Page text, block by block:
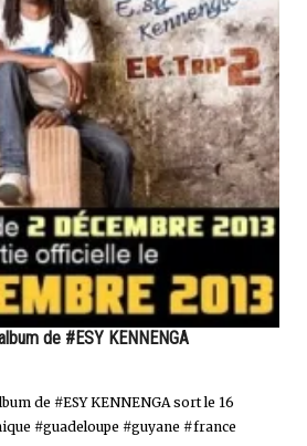
de #ESY KENNENGA
de #ESY KENNENGA sort le 16
#guadeloupe #guyane #france